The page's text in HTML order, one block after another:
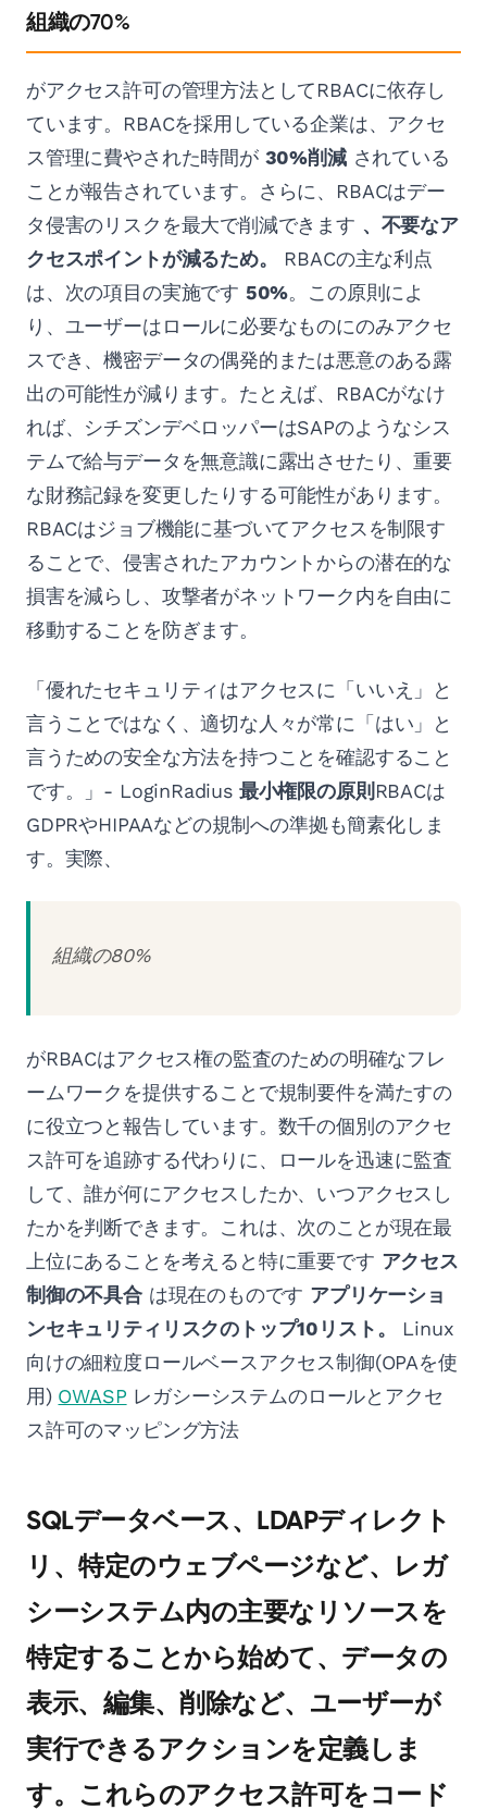
組織の70%
がアクセス許可の管理方法としてRBACに依存し
ています。RBACを採用している企業は、アクセ
ス管理に費やされた時間が 30%削減されている
ことが報告されています。さらに、RBACはデー
タ侵害のリスクを最大で削減できます 、不要なア
クセスポイントが減るため。
RBACの主な利点
は、次の項目の実施です 50%。この原則によ
り、ユーザーはロールに必要なものにのみアクセ
スでき、機密データの偶発的または悪意のある露
出の可能性が減ります。たとえば、RBACがなけ
れば、シチズンデベロッパーはSAPのようなシス
テムで給与データを無意識に露出させたり、重要
な財務記録を変更したりする可能性があります。
RBACはジョブ機能に基づいてアクセスを制限す
ることで、侵害されたアカウントからの潜在的な
損害を減らし、攻撃者がネットワーク内を自由に
移動することを防ぎます。
「優れたセキュリティはアクセスに「いいえ」と
言うことではなく、適切な人々が常に「はい」と
言うための安全な方法を持つことを確認すること
です。」- LoginRadius 最小権限の原則 RBACは
GDPRやHIPAAなどの規制への準拠も簡素化しま
す。実際、
組織の80%
がRBACはアクセス権の監査のための明確なフレ
ームワークを提供することで規制要件を満たすの
に役立つと報告しています。数千の個別のアクセ
ス許可を追跡する代わりに、ロールを迅速に監査
して、誰が何にアクセスしたか、いつアクセスし
たかを判断できます。これは、次のことが現在最
上位にあることを考えると特に重要です アクセス
制御の不具合は現在のものです アプリケーショ
ンセキュリティリスクのトップ10リスト。
Linux
向けの細粒度ロールベースアクセス制御(OPAを使
用) OWASP レガシーシステムのロールとアクセ
ス許可のマッピング方法
SQLデータベース、LDAPディレクト
リ、特定のウェブページなど、レガ
シーシステム内の主要なリソースを
特定することから始めて、データの
表示、編集、削除など、ユーザーが
実行できるアクションを定義しま
す。これらのアクセス許可をコード